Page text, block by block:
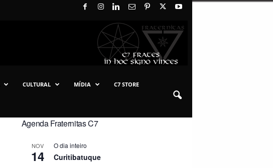
CULTURAL MÍDIA C7 STORE
Agenda Fraternitas C7
NOV
14
O dia inteiro
Curitibatuque